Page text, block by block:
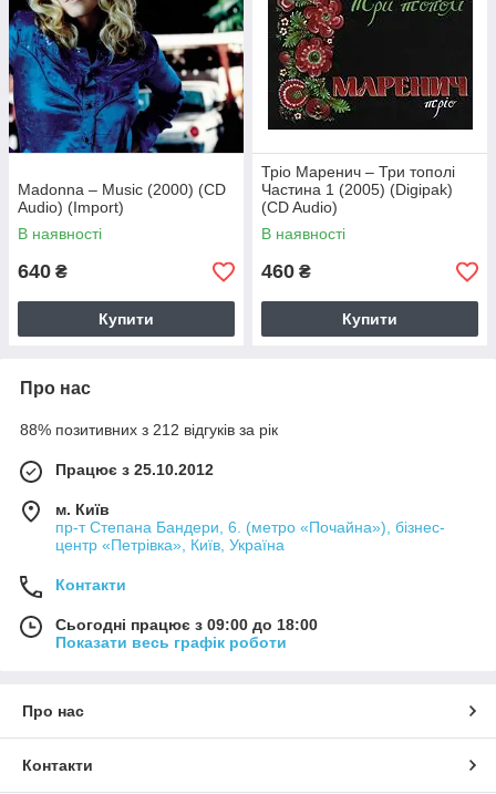
Madonna – Music (2000) (CD
Audio) (Import)
В наявності
640 ₴
Купити
Тріо Маренич – Три тополі
Частина 1 (2005) (Digipak)
(CD Audio)
В наявності
460 ₴
Купити
Про нас
88% позитивних з 212 відгуків за рік
Працює з 25.10.2012
м. Київ
пр-т Степана Бандери, 6. (метро «Почайна»), бізнес-
центр «Петрівка», Київ, Україна
Контакти
Сьогодні працює з 09:00 до 18:00
Показати весь графік роботи
Про нас
Контакти